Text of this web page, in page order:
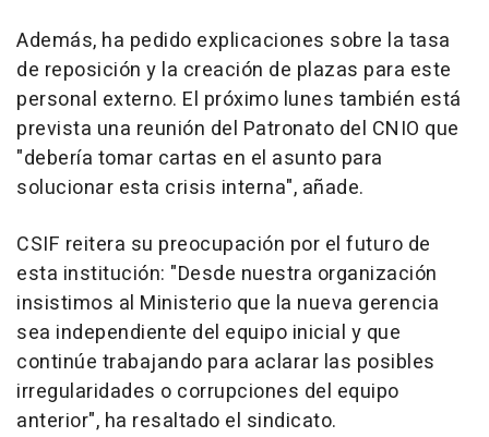
Además, ha pedido explicaciones sobre la tasa
de reposición y la creación de plazas para este
personal externo. El próximo lunes también está
prevista una reunión del Patronato del CNIO que
"debería tomar cartas en el asunto para
solucionar esta crisis interna", añade.
CSIF reitera su preocupación por el futuro de
esta institución: "Desde nuestra organización
insistimos al Ministerio que la nueva gerencia
sea independiente del equipo inicial y que
continúe trabajando para aclarar las posibles
irregularidades o corrupciones del equipo
anterior", ha resaltado el sindicato.